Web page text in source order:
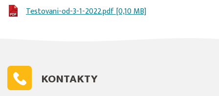
Testovani-od-3-1-2022.pdf [0,10 MB]
KONTAKTY